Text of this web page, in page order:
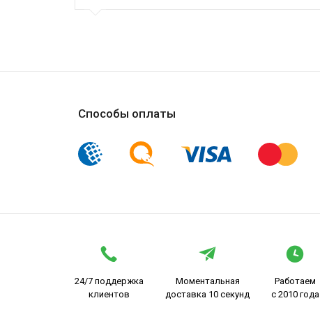
Способы оплаты
24/7 поддержка
клиентов
Моментальная
доставка 10 секунд
Работаем
с 2010 года